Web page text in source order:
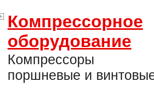
Компрессорное
оборудование
Компрессоры
поршневые и